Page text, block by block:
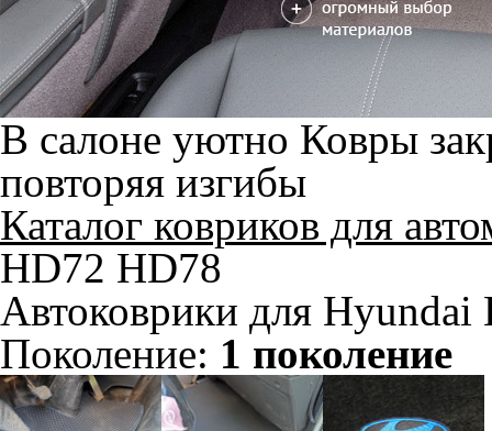
В салоне уютно Ковры
повторяя изгибы
Каталог ковриков для
HD72 HD78
Автоковрики для
Поколение: 1 поколение